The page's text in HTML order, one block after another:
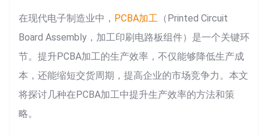
在现代电子制造业中， PCBA加工 （Printed Circuit
Board Assembly，加工印刷电路板组件）是一个关键环
节。提升PCBA加工的生产效率，不仅能够降低生产成
本，还能缩短交货周期，提高企业的市场竞争力。本文
将探讨几种在PCBA加工中提升生产效率的方法和策
略。